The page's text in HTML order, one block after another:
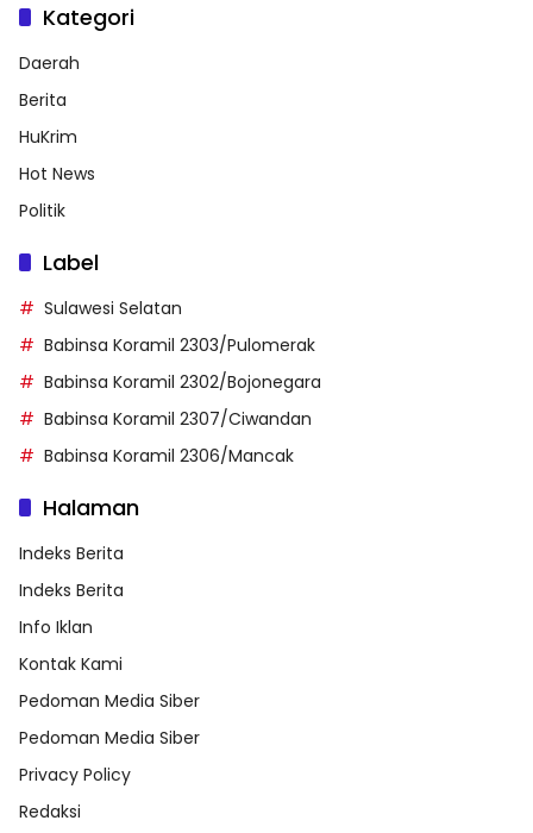
Kategori
Daerah
Berita
HuKrim
Hot News
Politik
Label
Sulawesi Selatan
Babinsa Koramil 2303/Pulomerak
Babinsa Koramil 2302/Bojonegara
Babinsa Koramil 2307/Ciwandan
Babinsa Koramil 2306/Mancak
Halaman
Indeks Berita
Indeks Berita
Info Iklan
Kontak Kami
Pedoman Media Siber
Pedoman Media Siber
Privacy Policy
Redaksi